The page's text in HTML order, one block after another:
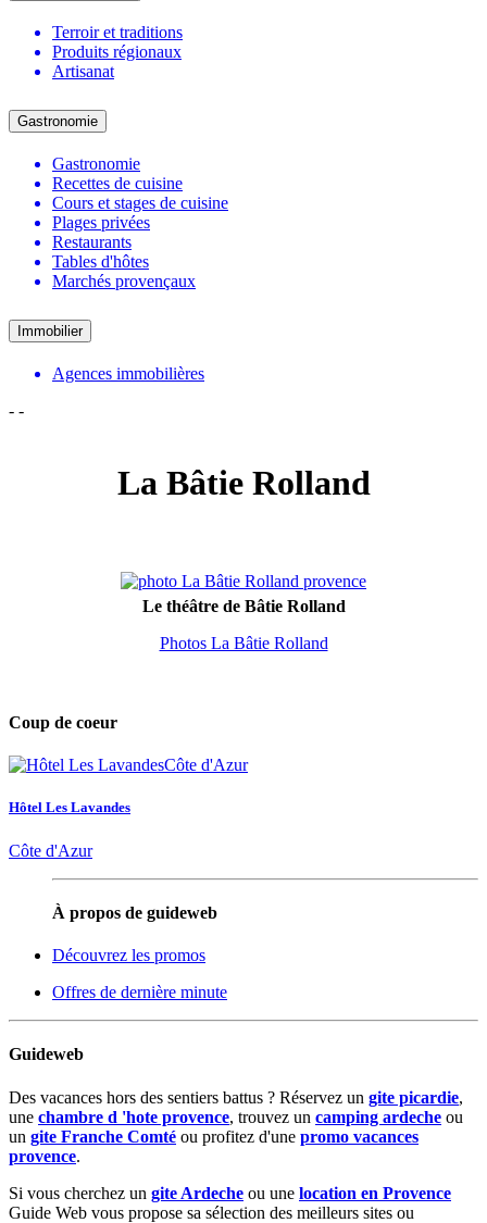
Terroir et traditions
Produits régionaux
Artisanat
Gastronomie
Gastronomie
Recettes de cuisine
Cours et stages de cuisine
Plages privées
Restaurants
Tables d'hôtes
Marchés provençaux
Immobilier
Agences immobilières
- -
La Bâtie Rolland
Le théâtre de Bâtie Rolland
Photos La Bâtie Rolland
Coup de coeur
Hôtel Les Lavandes
Côte d'Azur
À propos de guideweb
Découvrez les promos
Offres de dernière minute
Guideweb
Des vacances hors des sentiers battus ? Réservez un gite picardie,
une chambre d 'hote provence, trouvez un camping ardeche ou
un gite Franche Comté ou profitez d'une promo vacances
provence.
Si vous cherchez un gite Ardeche ou une location en Provence
Guide Web vous propose sa sélection des meilleurs sites ou